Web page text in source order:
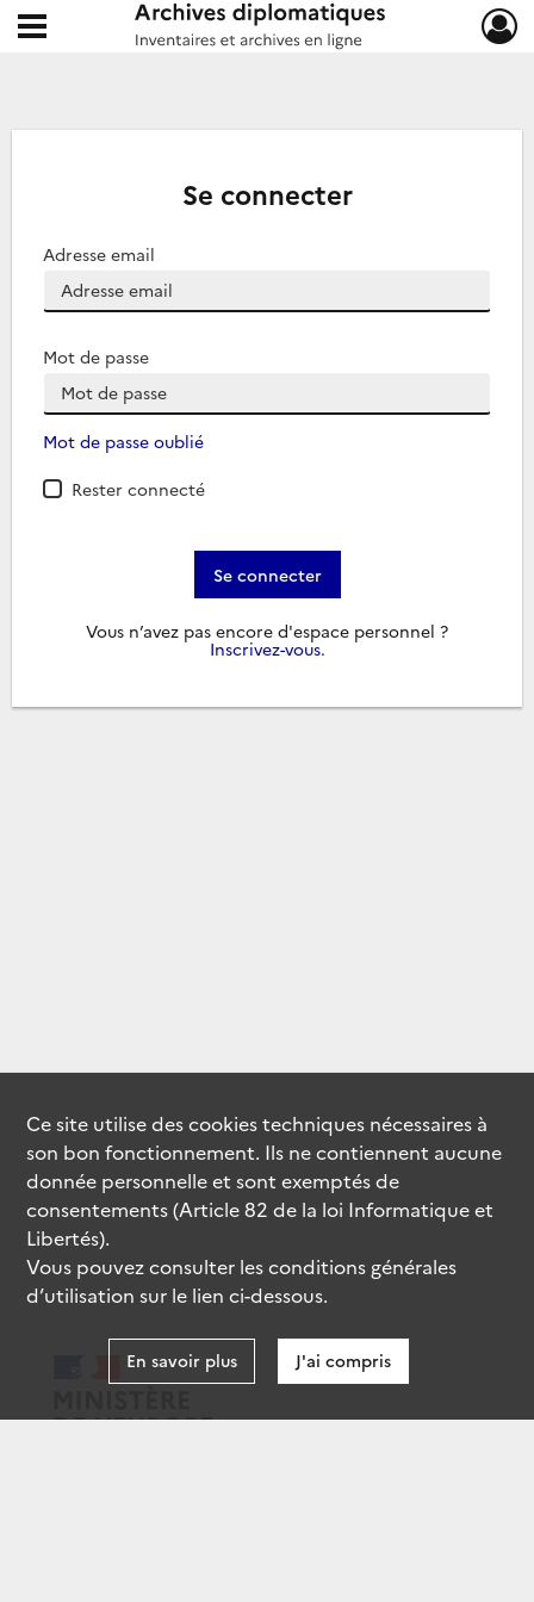
Archives diplomatiques
Ouvrir le menu déroulant
Se connecter
Adresse email
Mot de passe
Mot de passe oublié
Rester connecté
Se connecter
Vous n’avez pas encore d'espace personnel ?
Inscrivez-vous.
Ce site utilise descookiestechniques nécessaires à
son bon fonctionnement. Ils ne contiennent aucune
donnée personnelle et sont exemptés de
consentements (Article 82 de la loi Informatique et
Libertés).
Vous pouvez consulter les conditions générales
d’utilisation sur le lien ci-dessous.
En savoir plus J'ai compris